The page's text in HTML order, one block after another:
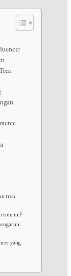
tren
tren ini?
yang